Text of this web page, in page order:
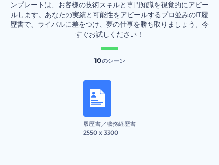
ンプレートは、お客様の技術スキルと専門知識を視覚的にアピー
ルします。あなたの実績と可能性をアピールするプロ並みのIT履
歴書で、ライバルに差をつけ、夢の仕事を勝ち取りましょう。今
すぐお試しください！
10のシーン
履歴書／職務経歴書
2550 x 3300